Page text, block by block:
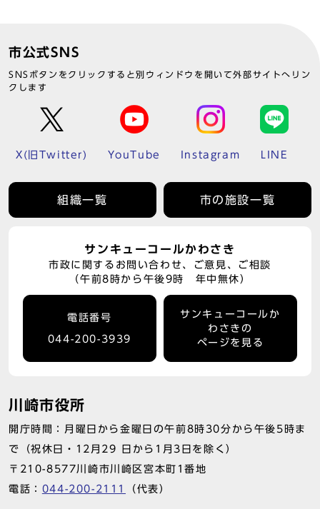
市公式SNS
SNSボタンをクリックすると別ウィンドウを開いて外部サイトへリン
クします
X(旧Twitter) YouTube Instagram LINE
組織一覧 市の施設一覧
サンキューコールかわさき
市政に関するお問い合わせ、ご意見、ご相談
（午前8時から午後9時 年中無休）
電話番号
044-200-3939
サンキューコールか
わさきの
ページを見る
川崎市役所
開庁時間：月曜日から金曜日の午前8時30分から午後5時ま
で（祝休日・12月29 日から1月3日を除く）
〒210-8577川崎市川崎区宮本町1番地
電話： 044-200-2111 （代表）